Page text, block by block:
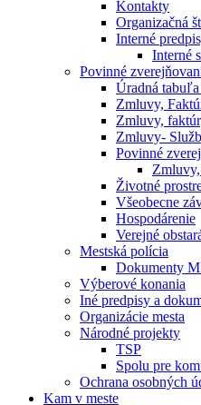
Kontakty
Organizačná
Interné
Interné
Povinné
Úradná tabuľa
Zmluvy,
Zmluvy,
Zmluvy-
Povinné
Životné
Všeobecne
Hospodárenie
Verejné
Mestská polícia
Dokumenty
Výberové konania
Iné predpisy a
Organizácie mesta
Národné projekty
TSP
Spolu pre
Ochrana osobných
Kam v meste